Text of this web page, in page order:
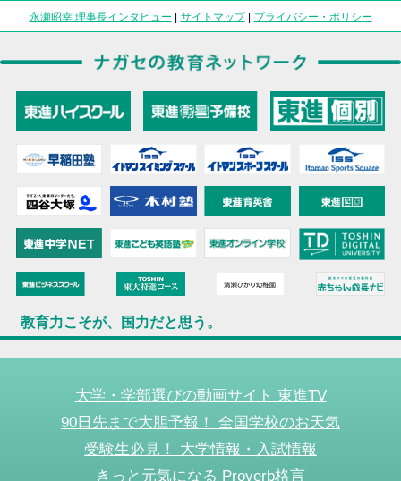
永瀬昭幸 理事長インタビュー | サイトマップ| プライバシー・ポリシー
教育力こそが、国力だと思う。
大学・学部選びの動画サイト 東進TV
90日先まで大胆予報！ 全国学校のお天気
受験生必見！ 大学情報・入試情報
きっと元気になる Proverb格言